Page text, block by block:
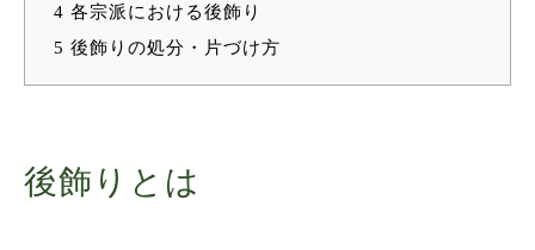
4 各宗派における後飾り
5 後飾りの処分・片づけ方
後飾りとは